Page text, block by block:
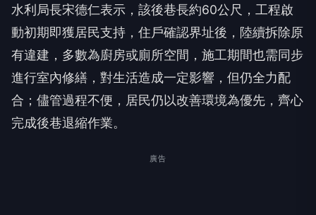
水利局長宋德仁表示，該後巷長約60公尺，工程啟
動初期即獲居民支持，住戶確認界址後，陸續拆除原
有違建，多數為廚房或廁所空間，施工期間也需同步
進行室內修繕，對生活造成一定影響，但仍全力配
合；儘管過程不便，居民仍以改善環境為優先，齊心
完成後巷退縮作業。
廣告